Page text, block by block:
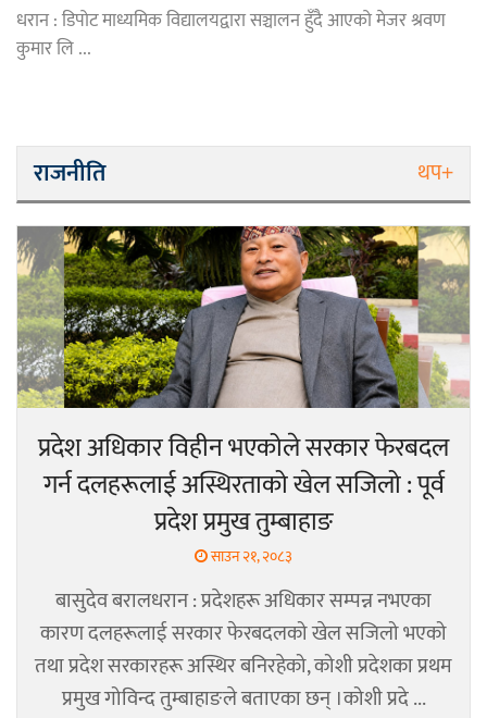
धरान : डिपोट माध्यमिक विद्यालयद्वारा सञ्चालन हुँदै आएको मेजर श्रवण
कुमार लि ...
राजनीति थप+
प्रदेश अधिकार विहीन भएकोले सरकार फेरबदल
गर्न दलहरूलाई अस्थिरताको खेल सजिलो : पूर्व
प्रदेश प्रमुख तुम्बाहाङ
साउन २१, २०८३
बासुदेव बरालधरान : प्रदेशहरू अधिकार सम्पन्न नभएका
कारण दलहरूलाई सरकार फेरबदलको खेल सजिलो भएको
तथा प्रदेश सरकारहरू अस्थिर बनिरहेको, कोशी प्रदेशका प्रथम
प्रमुख गोविन्द तुम्बाहाङले बताएका छन् ।कोशी प्रदे ...